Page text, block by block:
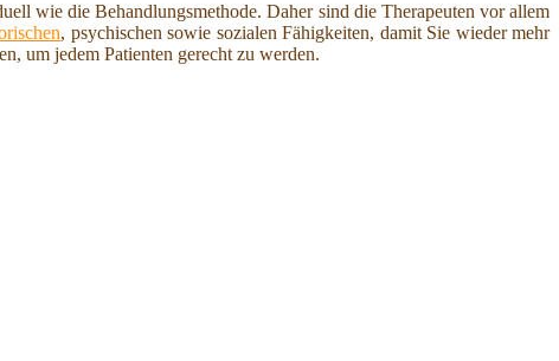
wie die Behandlungsmethode. Daher sind die Therapeuten vor allem
, psychischen sowie sozialen Fähigkeiten, damit Sie wieder mehr
um jedem Patienten gerecht zu werden.